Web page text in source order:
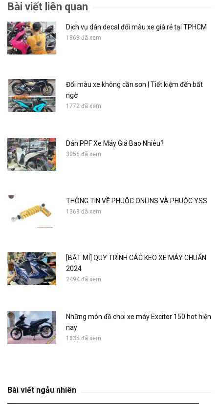
Bài viết liên quan
Dịch vụ dán decal đổi màu xe giá rẻ tại TPHCM
1868 đã xem
Đổi màu xe không cần sơn | Tiết kiệm đến bất
ngờ
1772 đã xem
Dán PPF Xe Máy Giá Bao Nhiêu?
3056 đã xem
THÔNG TIN VỀ PHUỘC ONLINS VÀ PHUỘC YSS
1368 đã xem
[BẬT MÍ] QUY TRÌNH CÁC KEO XE MÁY CHUẨN
2024
2494 đã xem
Những món đồ chơi xe máy Exciter 150 hot hiện
nay
1835 đã xem
Bài viết ngẫu nhiên
Transparent HTR pot decoration set for MSX